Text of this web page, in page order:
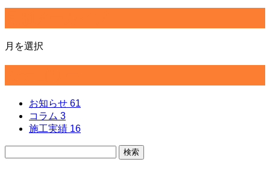
月を選択
お知らせ 61
コラム 3
施工実績 16